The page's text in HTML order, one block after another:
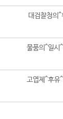
대검찰청의
물품의^일시
고엽제^후유